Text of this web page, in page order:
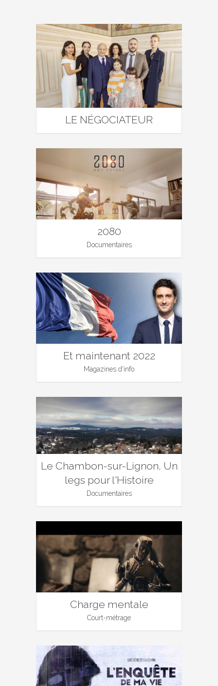
LE NÉGOCIATEUR
2080
Documentaires
Et maintenant 2022
Magazines d'info
Le Chambon-sur-Lignon, Un
legs pour l'Histoire
Documentaires
Charge mentale
Court-métrage